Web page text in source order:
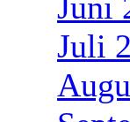
Juni
Juli